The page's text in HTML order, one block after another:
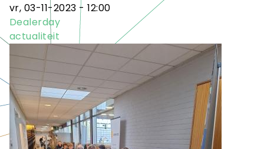
vr, 03-11-2023 - 12:00
Dealerday
actualiteit
afbeelding